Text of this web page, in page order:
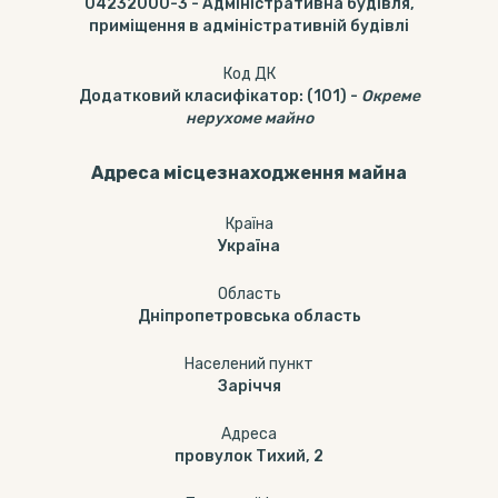
04232000-3 - Адміністративна будівля,
приміщення в адміністративній будівлі
Код ДК
Додатковий класифікатор: (101) - Окреме
нерухоме майно
Адреса місцезнаходження майна
Країна
Україна
Область
Дніпропетровська область
Населений пункт
Заріччя
Адреса
провулок Тихий, 2